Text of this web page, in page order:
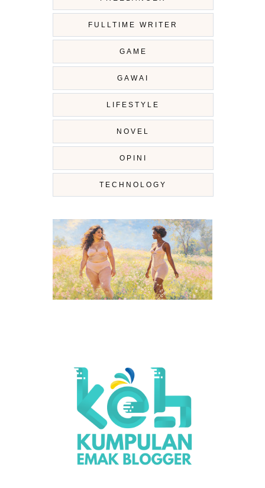
FULLTIME WRITER
GAME
GAWAI
LIFESTYLE
NOVEL
OPINI
TECHNOLOGY